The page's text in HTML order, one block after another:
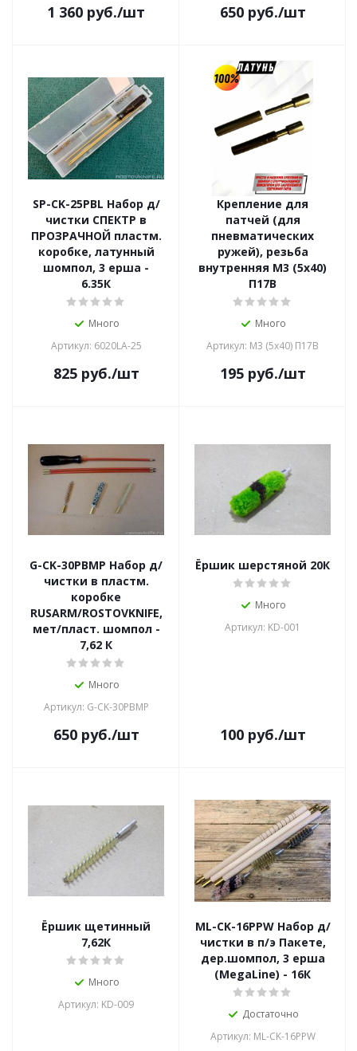
1 360 руб./шт 650руб./шт
SP-CK-25PBL Набор д/
чистки СПЕКТР в
ПРОЗРАЧНОЙ пластм.
коробке, латунный
шомпол, 3 ерша -
6.35К
Много
Артикул: 6020LA-25
825руб./шт
Крепление для
патчей (для
пневматических
ружей), резьба
внутренняя М3 (5х40)
П17В
Много
Артикул: М3 (5х40) П17В
195руб./шт
G-CK-30PBMP Набор д/
чистки в пластм.
коробке
RUSARM/ROSTOVKNIFE,
мет/пласт. шомпол -
7,62 К
Много
Артикул: G-CK-30PBMP
650руб./шт
Ёршик шерстяной 20К
Много
Артикул: KD-001
100руб./шт
Ёршик щетинный
7,62К
Много
Артикул: KD-009
ML-CK-16PPW Набор д/
чистки в п/э Пакете,
дер.шомпол, 3 ерша
(MegaLine) - 16К
Достаточно
Артикул: ML-CK-16PPW